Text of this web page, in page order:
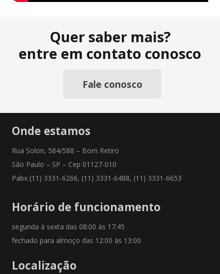
Quer saber mais?
entre em contato conosco
Fale conosco
Onde estamos
Rua Solon, 584/588 – Bom Retiro
São Paulo – SP – Cep 01127-010
Pabx (11) 3331-6266, (11) 3331-6488, (11) 3331-6653
Horário de funcionamento
segunda à sexta das 08:00 às 17:45
fechado para almoço das 12:00 às 13:00
Localização